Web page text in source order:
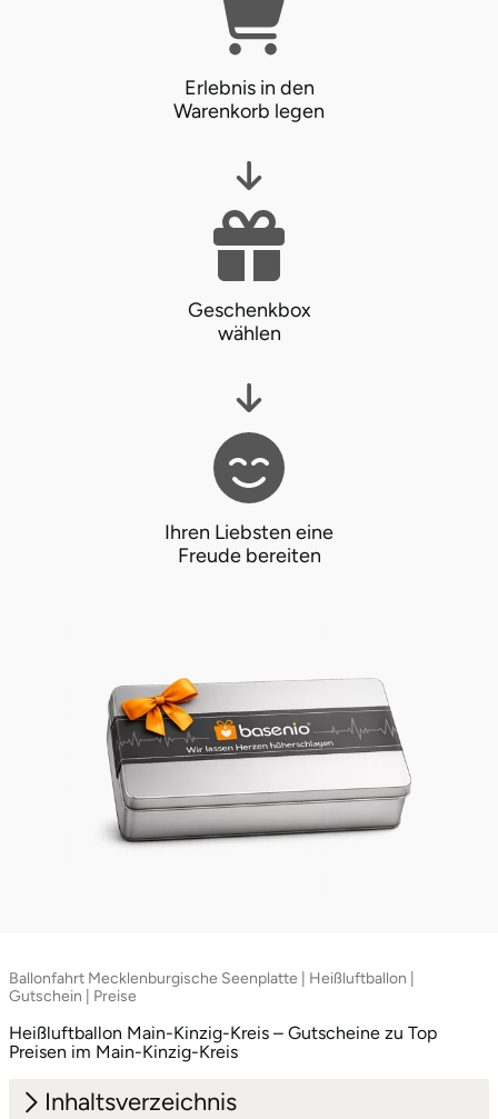
Erlebnis in den
Warenkorb legen
Geschenkbox
wählen
Ihren Liebsten eine
Freude bereiten
Ballonfahrt Mecklenburgische Seenplatte | Heißluftballon |
Gutschein | Preise
Heißluftballon Main-Kinzig-Kreis – Gutscheine zu Top
Preisen im Main-Kinzig-Kreis
Inhaltsverzeichnis